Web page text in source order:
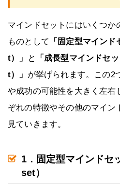
マインドセットにはいくつか
ものとして
「固定型マイン
t）」
と
「成長型マインドセ
t）」 が挙げられます。この2
や成功の可能性を大きく左右
ぞれの特徴やその他のマイン
見ていきます。
1．固定型マインドセ
set）